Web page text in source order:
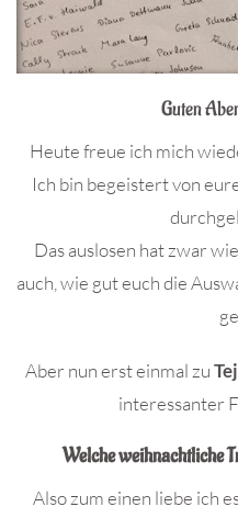
Guten
Heute freue ich mich
Ich bin begeistert von
Das auslosen hat zwar
auch, wie gut euch die
Aber nun erst einmal zu
interessanter
Welche weihnachtliche
Also zum einen liebe ich